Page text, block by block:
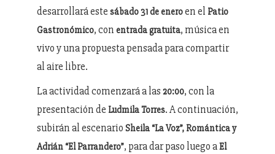
desarrollará este sábado 31 de eneroen el Patio
Gastronómico, con entrada gratuita, música en
vivo y una propuesta pensada para compartir
al aire libre.
La actividad comenzará a las 20:00, con la
presentación de Ludmila Torres. A continuación,
subirán al escenario Sheila “La Voz”, Romántica y
Adrián “El Parrandero”, para dar paso luego aEl